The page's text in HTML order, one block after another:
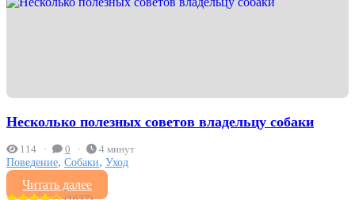
Несколько полезных советов владельцу собаки
114 0 4 минут
Поведение, Собаки, Уход
Читать далее